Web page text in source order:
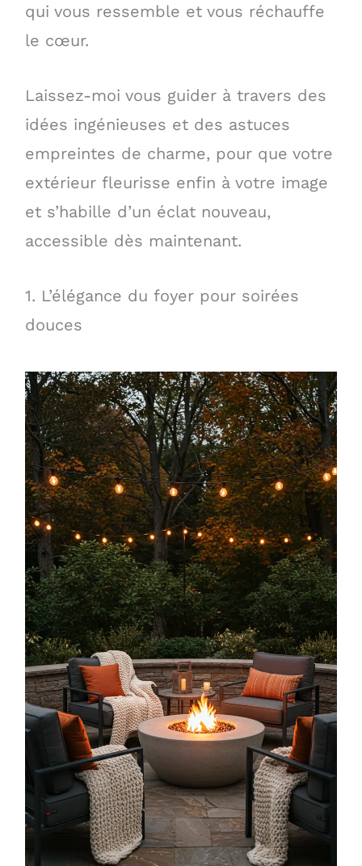
qui vous ressemble et vous réchauffe
le cœur.
Laissez-moi vous guider à travers des
idées ingénieuses et des astuces
empreintes de charme, pour que votre
extérieur fleurisse enfin à votre image
et s’habille d’un éclat nouveau,
accessible dès maintenant.
1. L’élégance du foyer pour soirées
douces